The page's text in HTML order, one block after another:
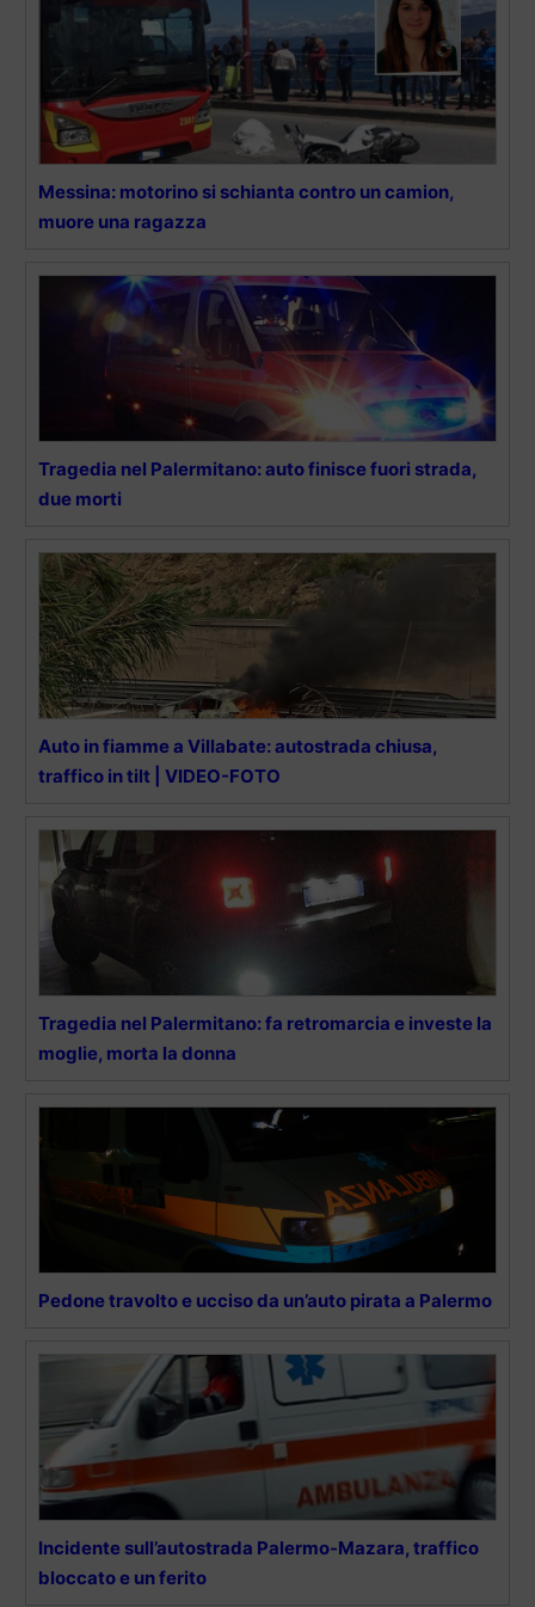
Messina: motorino si schianta contro un camion,
muore una ragazza
Tragedia nel Palermitano: auto finisce fuori strada,
due morti
Auto in fiamme a Villabate: autostrada chiusa,
traffico in tilt | VIDEO-FOTO
Tragedia nel Palermitano: fa retromarcia e investe la
moglie, morta la donna
Pedone travolto e ucciso da un’auto pirata a Palermo
Incidente sull’autostrada Palermo-Mazara, traffico
bloccato e un ferito